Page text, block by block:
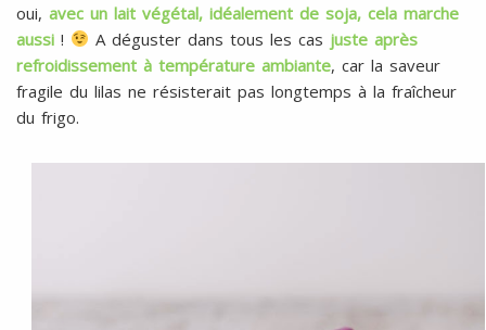
oui, avec un lait végétal, idéalement de soja, cela marche
aussi ! A déguster dans tous les cas juste après
refroidissement à température ambiante, car la saveur
fragile du lilas ne résisterait pas longtemps à la fraîcheur
du frigo.